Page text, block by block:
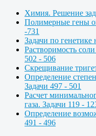
Химия. Решение
Полимерные гены
-731
Задачи по генетике
Растворимость
502 - 506
Скрещивание
Определение
Задачи 497 - 501
Расчет
газа. Задачи 119 -
Определение
491 - 496